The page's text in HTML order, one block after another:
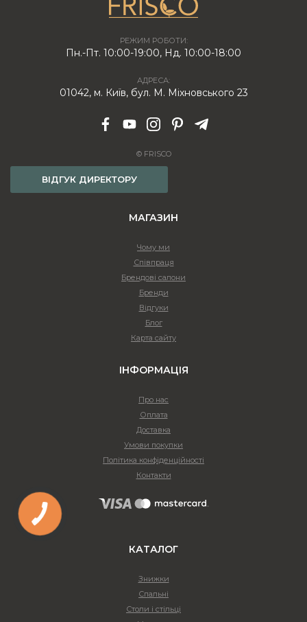
РЕЖИМ РОБОТИ:
Пн.-Пт. 10:00-19:00, Нд. 10:00-18:00
АДРЕСА:
01042, м. Київ, бул. М. Міхновського 23
© FRISCO
ВІДГУК ДИРЕКТОРУ
МАГАЗИН
Чому ми
Співпраця
Брендові салони
Бренди
Відгуки
Блог
Карта сайту
ІНФОРМАЦІЯ
Про нас
Оплата
Доставка
Умови покупки
Політика конфіденційності
Контакти
КАТАЛОГ
Знижки
Спальні
Столи і стільці